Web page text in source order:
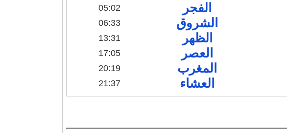
05:02 الفجر
06:33 الشروق
13:31 الظهر
17:05 العصر
20:19 المغرب
21:37 العشاء